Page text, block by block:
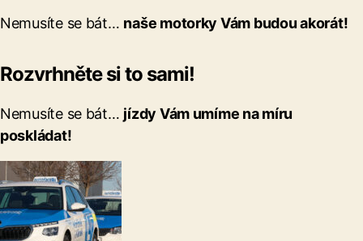
Nemusíte se bát… naše motorky Vám budou akorát!
Rozvrhněte si to sami!
Nemusíte se bát… jízdy Vám umíme na míru
poskládat!